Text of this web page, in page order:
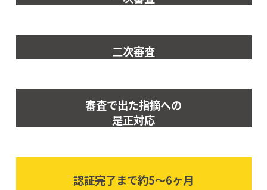
二次審査
審査で出た指摘への
是正対応
認証完了まで約5〜6ヶ⽉